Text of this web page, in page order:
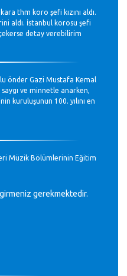
thm koro şefi kızını aldı.
aldı. İstanbul korosu şefi
detay verebilirim
önder Gazi Mustafa Kemal
ve minnetle anarken,
kuruluşunun 100. yılını en
Müzik Bölümlerinin Eğitim
Kurtuluş, teveccüh
gerekmektedir.